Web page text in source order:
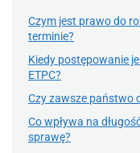
Czym jest prawo do
terminie?
Kiedy postępowanie
ETPC?
Czy zawsze państwo
Co wpływa na
sprawę?